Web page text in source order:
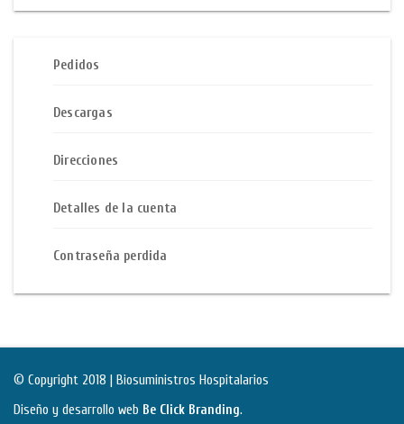
Pedidos
Descargas
Direcciones
Detalles de la cuenta
Contraseña perdida
© Copyright 2018 | Biosuministros Hospitalarios
Diseño y desarrollo web Be Click Branding.